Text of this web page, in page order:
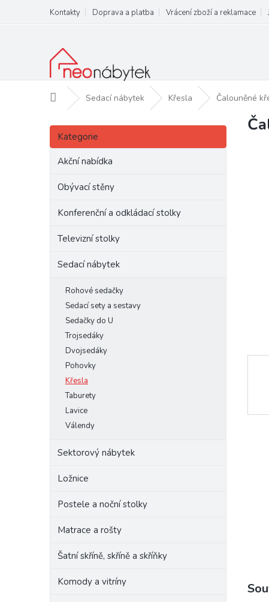
obsah
Kontakty Doprava a platba Vrácení zboží a reklamace
Domů Sedací nábytek Křesla Čalouněné
P
s
Přeskočit
kategorie
Kategorie
Akční nabídka
Obývací stěny
Konferenční a odkládací stolky
Televizní stolky
Sedací nábytek
Rohové sedačky
Sedací sety a sestavy
Sedačky do U
Trojsedáky
Dvojsedáky
Pohovky
Křesla
Taburety
Lavice
Válendy
Sektorový nábytek
Ložnice
Postele a noční stolky
Matrace a rošty
Šatní skříně, skříně a skříňky
Komody a vitríny